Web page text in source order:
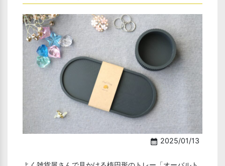
calendar_month 2025/01/13